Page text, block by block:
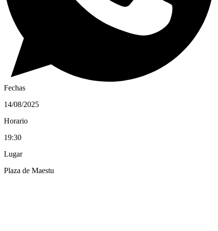
Fechas
14/08/2025
Horario
19:30
Lugar
Plaza de Maestu